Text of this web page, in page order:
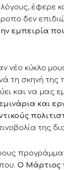
έφερε
δεν
εμπειρία
νέο κύκλο
τη σκηνή της
και να μας
και
της
Ο Μάρτιος